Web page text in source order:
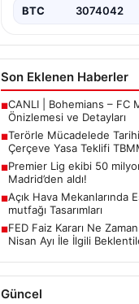
BTC 3074042
Son Eklenen Haberler
■CANLI | Bohemians – FC
Önizlemesi ve Detayları
■Terörle Mücadelede
Çerçeve Yasa Teklifi
■Premier Lig ekibi 50
Madrid’den aldı!
■Açık Hava Mekanlarında
mutfağı Tasarımları
■FED Faiz Kararı Ne
Nisan Ayı İle İlgili
Güncel